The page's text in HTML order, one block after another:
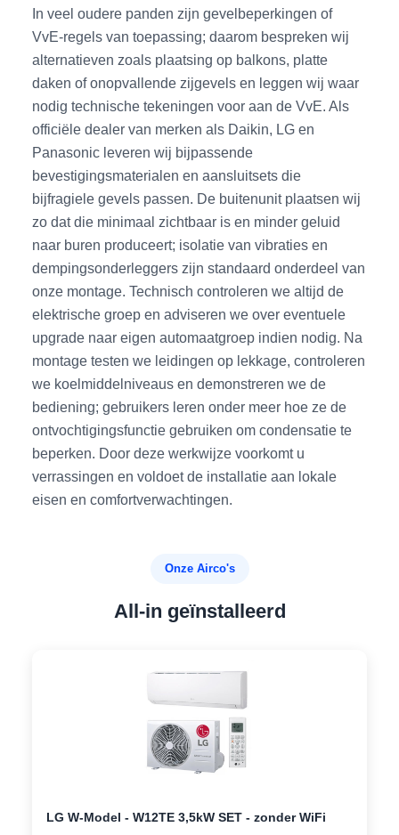
In veel oudere panden zijn gevelbeperkingen of
VvE-regels van toepassing; daarom bespreken wij
alternatieven zoals plaatsing op balkons, platte
daken of onopvallende zijgevels en leggen wij waar
nodig technische tekeningen voor aan de VvE. Als
officiële dealer van merken als Daikin, LG en
Panasonic leveren wij bijpassende
bevestigingsmaterialen en aansluitsets die
bijfragiele gevels passen. De buitenunit plaatsen wij
zo dat die minimaal zichtbaar is en minder geluid
naar buren produceert; isolatie van vibraties en
dempingsonderleggers zijn standaard onderdeel van
onze montage. Technisch controleren we altijd de
elektrische groep en adviseren we over eventuele
upgrade naar eigen automaatgroep indien nodig. Na
montage testen we leidingen op lekkage, controleren
we koelmiddelniveaus en demonstreren we de
bediening; gebruikers leren onder meer hoe ze de
ontvochtigingsfunctie gebruiken om condensatie te
beperken. Door deze werkwijze voorkomt u
verrassingen en voldoet de installatie aan lokale
eisen en comfortverwachtingen.
Onze Airco's
All-in geïnstalleerd
LG W-Model - W12TE 3,5kW SET - zonder WiFi